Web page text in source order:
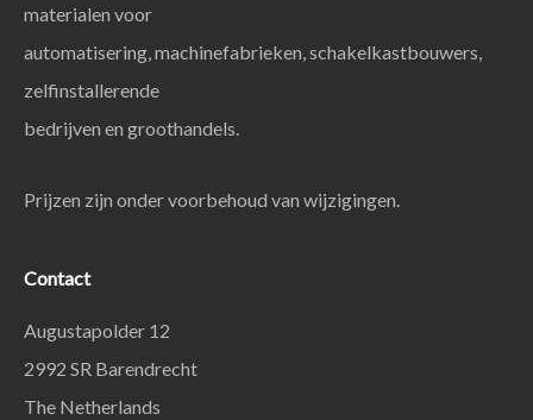
materialen voor
automatisering, machinefabrieken, schakelkastbouwers,
zelfinstallerende
bedrijven en groothandels.
Prijzen zijn onder voorbehoud van wijzigingen.
Contact
Augustapolder 12
2992 SR Barendrecht
The Netherlands